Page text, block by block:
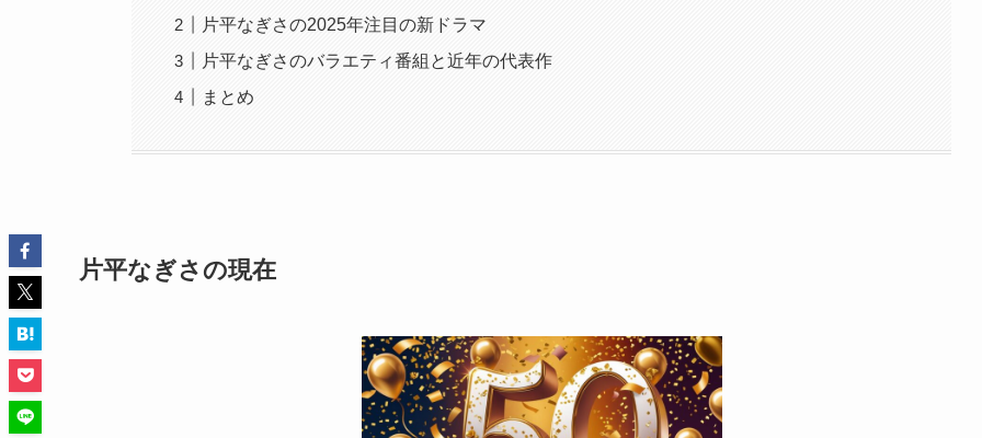
片平なぎさの2025年注目の新ドラマ
片平なぎさのバラエティ番組と近年の代表作
まとめ
片平なぎさの現在